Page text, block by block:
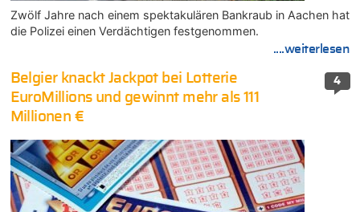
Zwölf Jahre nach einem spektakulären Bankraub in Aachen hat
die Polizei einen Verdächtigen festgenommen.
....weiterlesen
4
Belgier knackt Jackpot bei Lotterie
EuroMillions und gewinnt mehr als 111
Millionen €